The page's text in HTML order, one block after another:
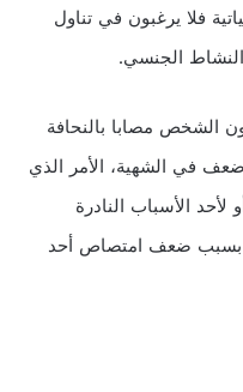
فلا يرغبون في تناول
الجنسي.
الشخص مصابا بالنحافة
في الشهية، الأمر الذي
الأسباب النادرة
بسبب ضعف امتصاص أحد